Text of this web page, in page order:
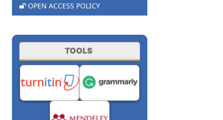
OPEN ACCESS POLICY
TOOLS